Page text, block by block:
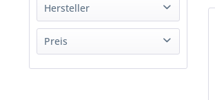
Hersteller
Bitex Hubs
Brompfication
Preis